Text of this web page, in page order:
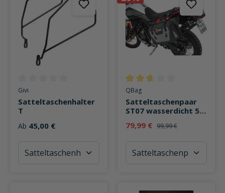
Durchschnittliche Bewertung von 0 von 5 Sternen
Givi
Satteltaschenhalter
T
Ab 45,00 €
Durchschnittliche Bewertung
QBag
Satteltaschenpaar
ST07 wasserdicht 50
79,99 € 99,99 €